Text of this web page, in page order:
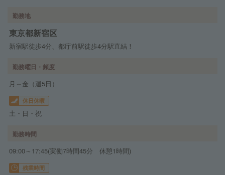
勤務地
東京都新宿区
新宿駅徒歩4分、都庁前駅徒歩4分駅直結！
勤務曜日・頻度
月～金（週5日）
休日休暇
土・日・祝
勤務時間
09:00～17:45(実働7時間45分 休憩1時間)
残業時間